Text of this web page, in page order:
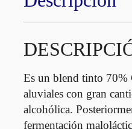
Es un blend tinto 70%
aluviales con gran
alcohólica.
fermentación